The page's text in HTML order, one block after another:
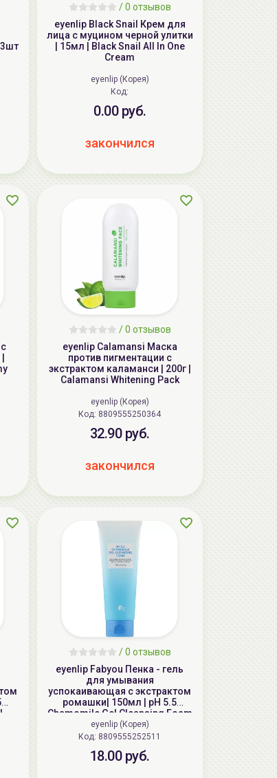
/0 отзывов
eyenlip Black Snail Крем для
лица с муцином черной улитки
| 15мл | Black Snail All In One
Cream
eyenlip (Корея)
Код:
0.00 руб.
закончился
/0 отзывов
eyenlip Calamansi Маска
против пигментации с
экстрактом каламанси | 200г |
Calamansi Whitening Pack
eyenlip (Корея)
Код: 8809555250364
32.90 руб.
закончился
/0 отзывов
eyenlip Fabyou Пенка - гель
для умывания
успокаивающая с экстрактом
ромашки| 150мл | pH 5.5
Chamomile Gel Cleansing Foam
eyenlip (Корея)
Код: 8809555252511
18.00 руб.